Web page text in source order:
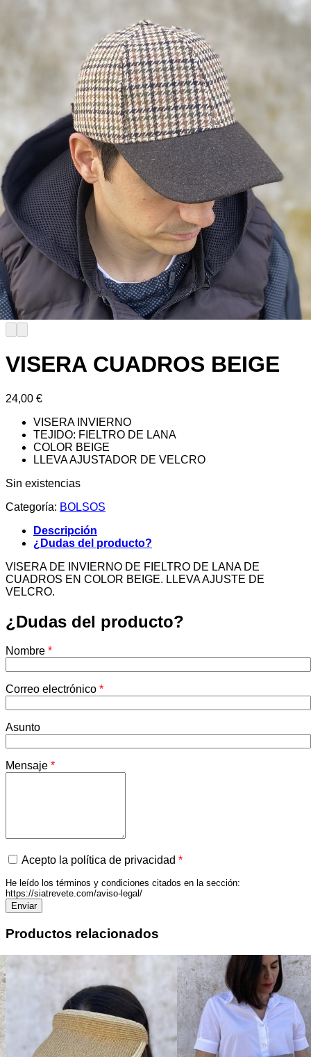
VISERA CUADROS BEIGE
24,00 €
VISERA INVIERNO
TEJIDO: FIELTRO DE LANA
COLOR BEIGE
LLEVA AJUSTADOR DE VELCRO
Sin existencias
Categoría: BOLSOS
Descripción
¿Dudas del producto?
VISERA DE INVIERNO DE FIELTRO DE LANA DE
CUADROS EN COLOR BEIGE. LLEVA AJUSTE DE
VELCRO.
¿Dudas del producto?
Nombre *
Correo electrónico *
Asunto
Mensaje *
Acepto la política de privacidad *
He leído los términos y condiciones citados en la sección:
https://siatrevete.com/aviso-legal/
Productos relacionados